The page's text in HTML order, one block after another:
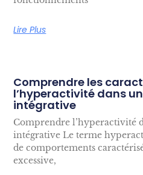
Lire Plus
Comprendre les
l’hyperactivité dans
intégrative
Comprendre l’hyperactivité
intégrative Le terme
de comportements
excessive,